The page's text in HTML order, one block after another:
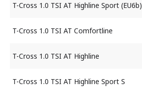
T-Cross 1.0 TSI AT Highline Sport (EU6b)
T-Cross 1.0 TSI AT Comfortline
T-Cross 1.0 TSI AT Highline
T-Cross 1.0 TSI AT Highline Sport S